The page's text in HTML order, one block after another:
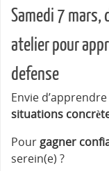
Samedi 7 mars,
atelier pour
defense
Envie
situations
Pour gagner
serein(e) ?